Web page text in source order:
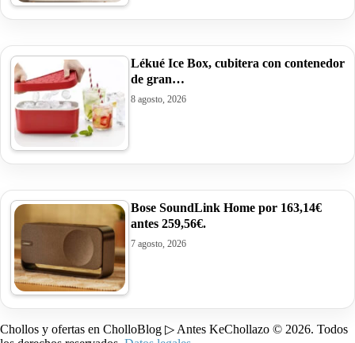
Lékué Ice Box, cubitera con contenedor
de gran…
8 agosto, 2026
Bose SoundLink Home por 163,14€
antes 259,56€.
7 agosto, 2026
Chollos y ofertas en CholloBlog ▷ Antes KeChollazo © 2026. Todos